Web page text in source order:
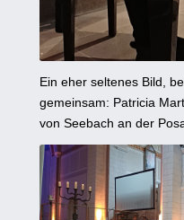
Ein eher seltenes Bild,
gemeinsam: Patricia
von Seebach an der